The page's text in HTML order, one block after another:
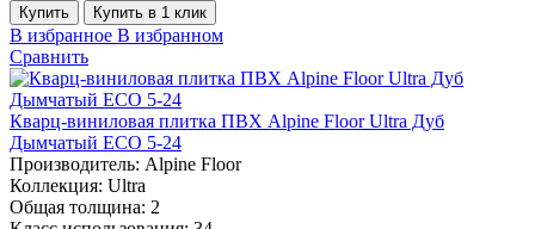
Купить Купить в 1 клик
В избранное В избранном
Сравнить
Кварц-виниловая плитка ПВХ Alpine Floor Ultra Дуб
Дымчатый ECO 5-24
Производитель: Alpine Floor
Коллекция: Ultra
Общая толщина: 2